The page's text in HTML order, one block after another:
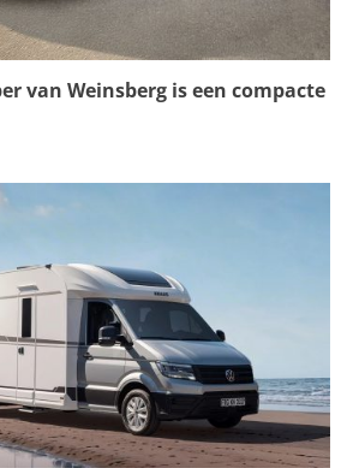
van Weinsberg is een compacte